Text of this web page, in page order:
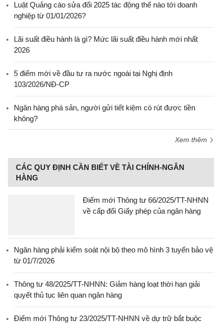
Luật Quảng cáo sửa đổi 2025 tác động thế nào tới doanh
nghiệp từ 01/01/2026?
Lãi suất điều hành là gì? Mức lãi suất điều hành mới nhất
2026
5 điểm mới về đầu tư ra nước ngoài tại Nghị định
103/2026/NĐ-CP
Ngân hàng phá sản, người gửi tiết kiệm có rút được tiền
không?
Xem thêm
CÁC QUY ĐỊNH CẦN BIẾT VỀ TÀI CHÍNH-NGÂN
HÀNG
Điểm mới Thông tư 66/2025/TT-NHNN
về cấp đổi Giấy phép của ngân hàng
Ngân hàng phải kiểm soát nội bộ theo mô hình 3 tuyến bảo vệ
từ 01/7/2026
Thông tư 48/2025/TT-NHNN: Giảm hàng loạt thời hạn giải
quyết thủ tục liên quan ngân hàng
Điểm mới Thông tư 23/2025/TT-NHNN về dự trữ bắt buộc